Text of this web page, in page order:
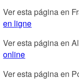
Ver esta página en
en ligne
Ver esta página en
online
Ver esta página en